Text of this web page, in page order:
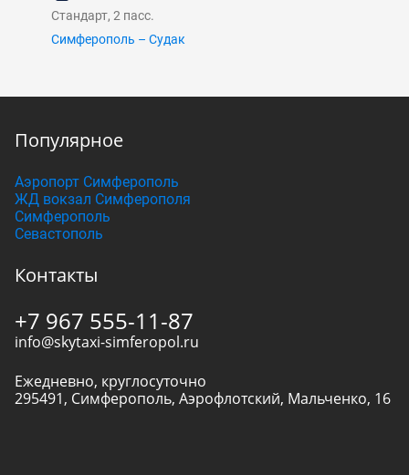
Стандарт, 2 пасс.
Симферополь – Судак
Популярное
Аэропорт Симферополь
ЖД вокзал Симферополя
Симферополь
Севастополь
Контакты
+7 967 555-11-87
info@skytaxi-simferopol.ru
Ежедневно, круглосуточно
295491, Симферополь, Аэрофлотский, Мальченко, 16